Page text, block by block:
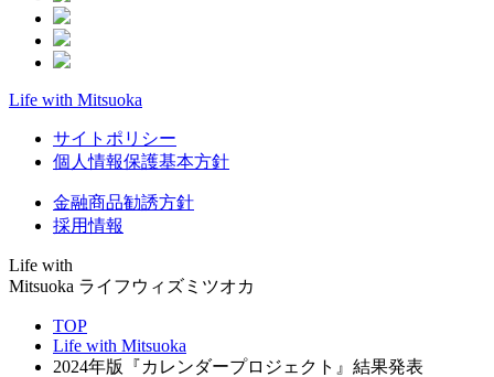
Life with Mitsuoka
サイトポリシー
個人情報保護基本方針
金融商品勧誘方針
採用情報
Life with
Mitsuoka ライフウィズミツオカ
TOP
Life with Mitsuoka
2024年版『カレンダープロジェクト』結果発表